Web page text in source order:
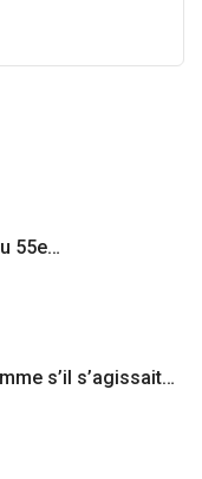
55e…
s’il s’agissait…